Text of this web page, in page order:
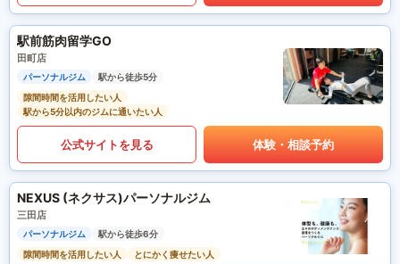
駅前筋肉留学GO
田町店
パーソナルジム
駅から徒歩5分
隙間時間を活用したい人
駅から5分以内のジムに通いたい人
公式サイトを見る 体験・相談予約
NEXUS (ネクサス)パーソナルジム
三田店
パーソナルジム
駅から徒歩6分
隙間時間を活用したい人
とにかく痩せたい人